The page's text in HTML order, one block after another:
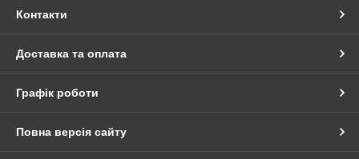
Контакти
Доставка та оплата
Графік роботи
Повна версія сайту